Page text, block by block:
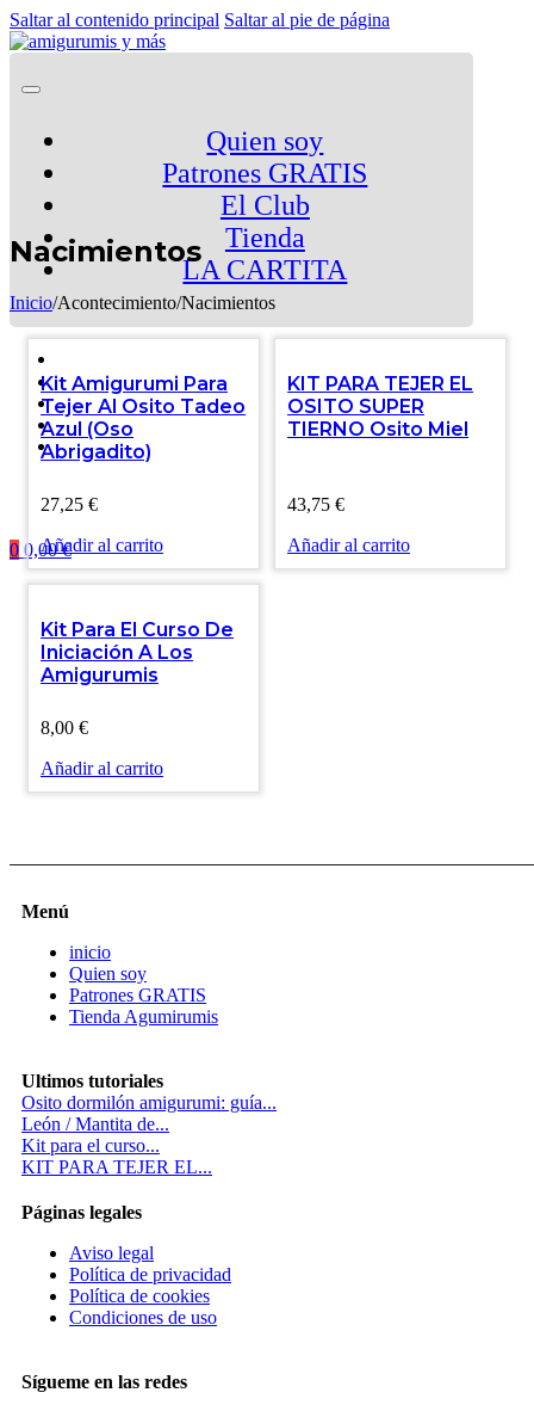
Saltar al contenido principal Saltar al pie de página
Quien soy
Patrones GRATIS
El Club
Tienda
LA CARTITA
0 0,00€
Nacimientos
Inicio/Acontecimiento/Nacimientos
Kit Amigurumi Para
Tejer Al Osito Tadeo
Azul (Oso
Abrigadito)
27,25 €
Añadir al carrito
KIT PARA TEJER EL
OSITO SUPER
TIERNO Osito Miel
43,75 €
Añadir al carrito
Kit Para El Curso De
Iniciación A Los
Amigurumis
8,00 €
Añadir al carrito
Menú
inicio
Quien soy
Patrones GRATIS
Tienda Agumirumis
Ultimos tutoriales
Osito dormilón amigurumi: guía...
León / Mantita de...
Kit para el curso...
KIT PARA TEJER EL...
Páginas legales
Aviso legal
Política de privacidad
Política de cookies
Condiciones de uso
Sígueme en las redes